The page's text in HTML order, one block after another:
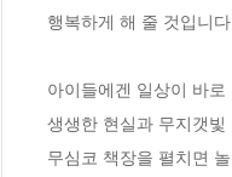
행복하게 해 줄 것입니다.
아이들에겐 일상이 바로
생생한 현실과 무지갯
무심코 책장을 펼치면